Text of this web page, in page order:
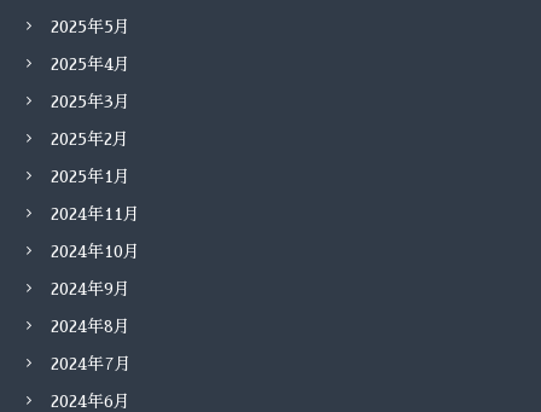
2025年5月
2025年4月
2025年3月
2025年2月
2025年1月
2024年11月
2024年10月
2024年9月
2024年8月
2024年7月
2024年6月